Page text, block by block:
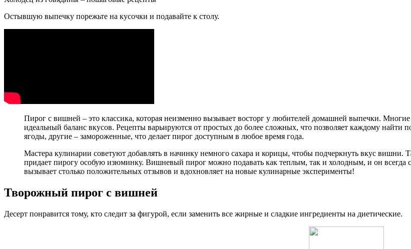
Остывшую выпечку порежьте на кусочки и подавайте к столу.
Пирог с вишней – это классика, которая неизменно вызывает восторг у любителей домашней выпечки.
идеальный баланс вкусов. Рецепты варьируются от простых до более сложных, что позволяет каждому найти
ягоды, другие – замороженные, что делает пирог доступным в любое время года.
Мастера кулинарии советуют добавлять в начинку немного сахара и корицы, чтобы подчеркнуть вкус
придает пирогу особую изюминку. Вишневый пирог можно подавать как теплым, так и холодным, и он всегда
вызывает столько положительных отзывов и вдохновляет на новые кулинарные эксперименты!
Творожный пирог с вишней
Десерт понравится тому, кто следит за фигурой, если заменить все жирные и сладкие ингредиенты на диетические.